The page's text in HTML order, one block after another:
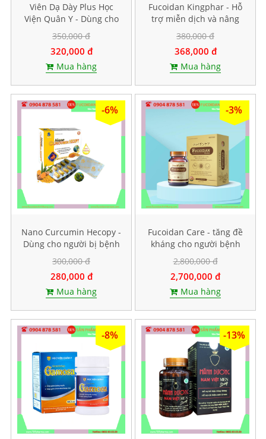
Viên Dạ Dày Plus Học
Viện Quân Y - Dùng cho
người bị bệnh dạ dày.
Hộp 30 viên
350,000 đ
320,000 đ
Mua hàng
Fucoidan Kingphar - Hỗ
trợ miễn dịch và nâng
cao sức đề kháng, Hộp 40
viên
380,000 đ
368,000 đ
Mua hàng
-6%
Nano Curcumin Hecopy -
Dùng cho người bị bệnh
dạ dày. Hộp 60 viên
300,000 đ
280,000 đ
Mua hàng
-3%
Fucoidan Care - tăng đề
kháng cho người bệnh
ung thư, Hộp 60 viên
nang cứng
2,800,000 đ
2,700,000 đ
Mua hàng
-8% -13%